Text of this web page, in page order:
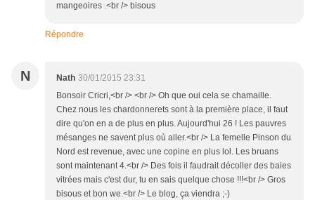
mangeoires .<br /> bisous
Répondre
N Nath 30/01/2015 23:31
Bonsoir Cricri,<br /> <br /> Oh que oui cela se chamaille.
Chez nous les chardonnerets sont à la première place, il faut
dire qu'on en a de plus en plus. Aujourd'hui 26 ! Les pauvres
mésanges ne savent plus où aller.<br /> La femelle Pinson du
Nord est revenue, avec une copine en plus lol. Les bruans
sont maintenant 4.<br /> Des fois il faudrait décoller des baies
vitrées mais c'est dur, tu en sais quelque chose !!!<br /> Gros
bisous et bon we.<br /> Le blog, ça viendra ;-)